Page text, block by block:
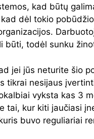
kad būtų
dėl tokio
būti, todėl sunku
jei jūs neturite šio
tikrai nesijaus
vyksta kas 3
tai, kur kiti jaučiasi
buvo reguliariai